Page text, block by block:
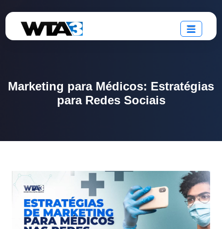
Marketing para Médicos: Estratégias
para Redes Sociais